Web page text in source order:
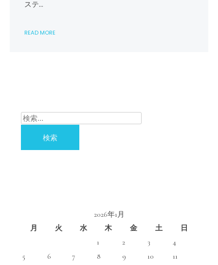
梨
す
の
通
ステ…
READ MORE
検
2026年1月
月
火 水 木 金 土
日
1
2 3
4
5
6 7 8 9 10
11